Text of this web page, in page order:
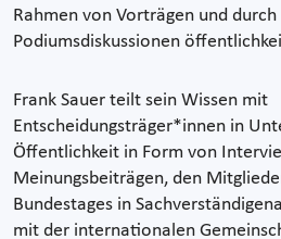
Rahmen von Vorträgen und
Podiumsdiskussionen
Frank Sauer teilt sein Wissen mit
Entscheidungsträger*innen in
Öffentlichkeit in Form von
Meinungsbeiträgen, den
Bundestages in
mit der internationalen